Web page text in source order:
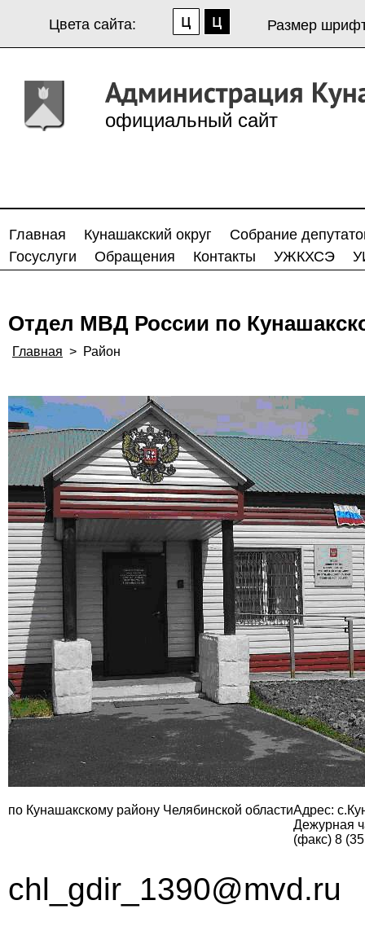
Цвета сайта: Размер
официальный сайт
Главная Кунашакский округ
Собрание
Госуслуги
Обращения Контакты УЖКХСЭ
Отдел МВД России по
Главная > Район
по Кунашакскому району Челябинской областиАдрес:
Дежурная
(факс) 8
chl_gdir_1390@mvd​.ru